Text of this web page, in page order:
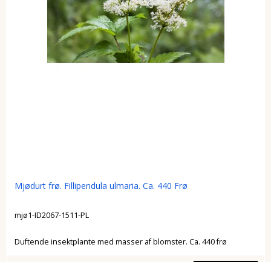
Mjødurt frø. Fillipendula ulmaria. Ca. 440 Frø
mjø1-ID2067-1511-PL
Duftende insektplante med masser af blomster. Ca. 440 frø